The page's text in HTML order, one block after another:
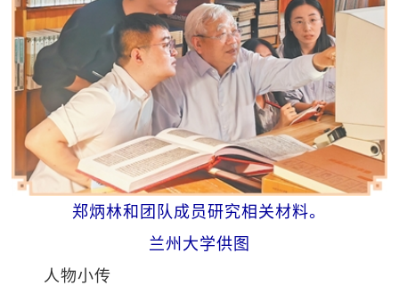
郑炳林和团队成员研究相关材料。
兰州大学供图
人物小传